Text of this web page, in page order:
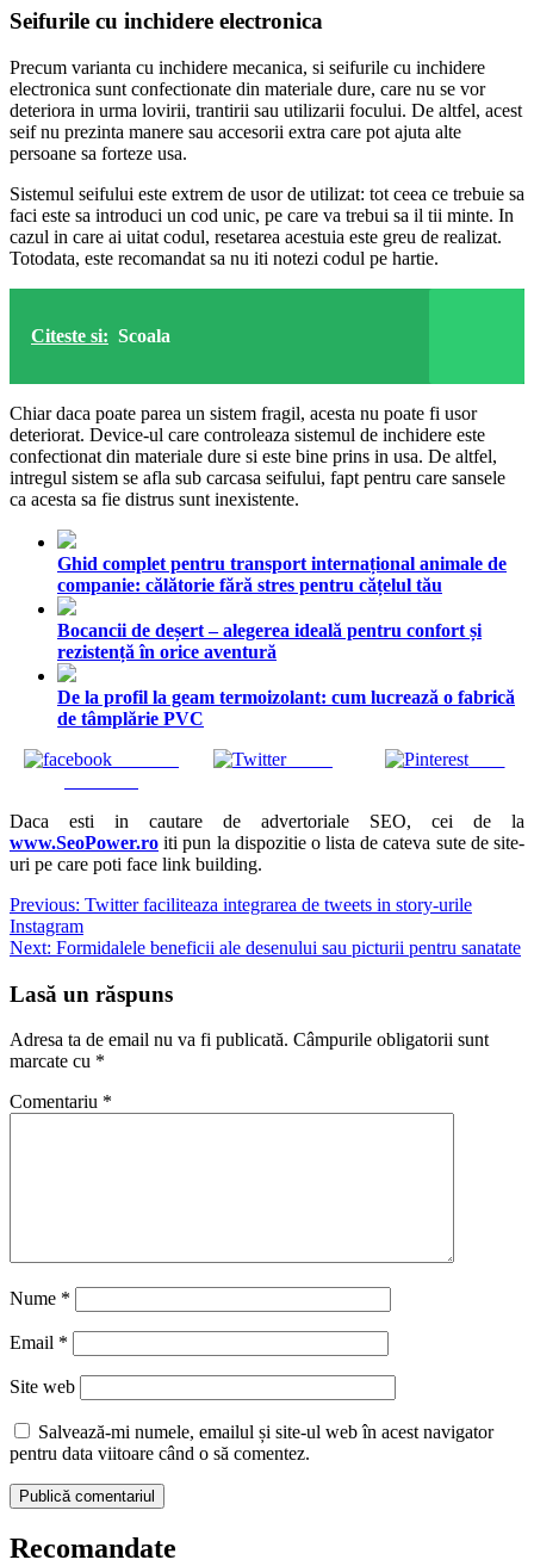
Seifurile cu inchidere electronica
Precum varianta cu inchidere mecanica, si seifurile cu inchidere
electronica sunt confectionate din materiale dure, care nu se vor
deteriora in urma lovirii, trantirii sau utilizarii focului. De altfel, acest
seif nu prezinta manere sau accesorii extra care pot ajuta alte
persoane sa forteze usa.
Sistemul seifului este extrem de usor de utilizat: tot ceea ce trebuie sa
faci este sa introduci un cod unic, pe care va trebui sa il tii minte. In
cazul in care ai uitat codul, resetarea acestuia este greu de realizat.
Totodata, este recomandat sa nu iti notezi codul pe hartie.
Citeste si: Scoala
Chiar daca poate parea un sistem fragil, acesta nu poate fi usor
deteriorat. Device-ul care controleaza sistemul de inchidere este
confectionat din materiale dure si este bine prins in usa. De altfel,
intregul sistem se afla sub carcasa seifului, fapt pentru care sansele
ca acesta sa fie distrus sunt inexistente.
Ghid complet pentru transport internațional animale de
companie: călătorie fără stres pentru cățelul tău
Bocancii de deșert – alegerea ideală pentru confort și
rezistență în orice aventură
De la profil la geam termoizolant: cum lucrează o fabrică
de tâmplărie PVC
Tweet Save
Daca esti in cautare de advertoriale SEO, cei de la
www.SeoPower.ro iti pun la dispozitie o lista de cateva sute de site-
uri pe care poti face link building.
Navigare
în
Previous: Twitter faciliteaza integrarea de tweets in story-urile
Instagram
Next: Formidalele beneficii ale desenului sau picturii pentru sanatate
Lasă un răspuns
Adresa ta de email nu va fi publicată. Câmpurile obligatorii sunt
marcate cu *
Comentariu *
Nume *
Email *
Site web
Salvează-mi numele, emailul și site-ul web în acest navigator
pentru data viitoare când o să comentez.
Recomandate